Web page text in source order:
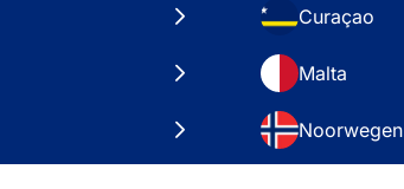
Curaçao
Malta
Noorwegen